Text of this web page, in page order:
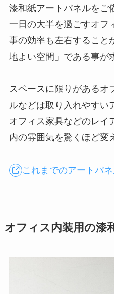
漆和紙アートパネルをご
一日の大半を過ごすオフ
事の効率も左右すること
地よい空間」である事が
スペースに限りがあるオ
ルなどは取り入れやすい
オフィス家具などのレイ
内の雰囲気を驚くほど変
これまでのアートパ
オフィス内装用の漆